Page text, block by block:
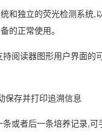
和独立的荧光检测系统,
的正常使用。
阅读器图形用户界面的
保存并打印追溯信息
或者后一条培养记录,可